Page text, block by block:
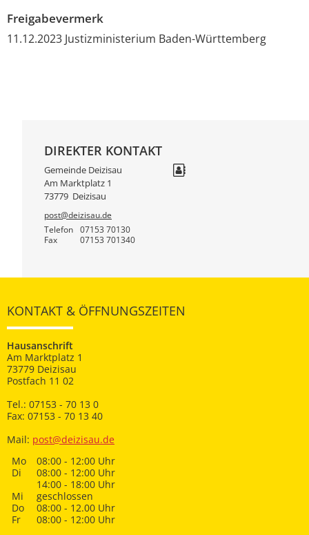
Freigabevermerk
11.12.2023 Justizministerium Baden-Württemberg
DIREKTER KONTAKT
Gemeinde Deizisau
Am Marktplatz 1
73779 Deizisau
post@deizisau.de
Telefon
07153 70130
Fax 07153 701340
KONTAKT & ÖFFNUNGSZEITEN
Hausanschrift
Am Marktplatz 1
73779 Deizisau
Postfach 11 02
Tel.: 07153 - 70 13 0
Fax: 07153 - 70 13 40
Mail: post@deizisau.de
Mo
08:00 - 12:00 Uhr
Di
08:00 - 12:00 Uhr
14:00 - 18:00 Uhr
Mi
geschlossen
Do
08:00 - 12.00 Uhr
Fr
08:00 - 12:00 Uhr